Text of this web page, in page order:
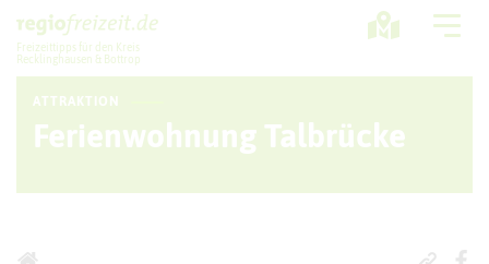
Freizeittipps für den Kreis
Recklinghausen & Bottrop
ATTRAKTION
Ferienwohnung Talbrücke